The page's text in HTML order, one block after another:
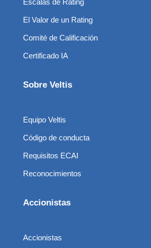
Escalas de Rating
El Valor de un Rating
Comité de Calificación
Certificado IA
Sobre Veltis
Equipo Veltis
Código de conducta
Requisitos ECAI
Reconocimientos
Accionistas
Accionistas